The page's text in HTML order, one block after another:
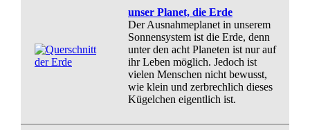
unser Planet, die Erde
Der Ausnahmeplanet in unserem
Sonnensystem ist die Erde, denn
unter den acht Planeten ist nur auf
ihr Leben möglich. Jedoch ist
vielen Menschen nicht bewusst,
wie klein und zerbrechlich dieses
Kügelchen eigentlich ist.